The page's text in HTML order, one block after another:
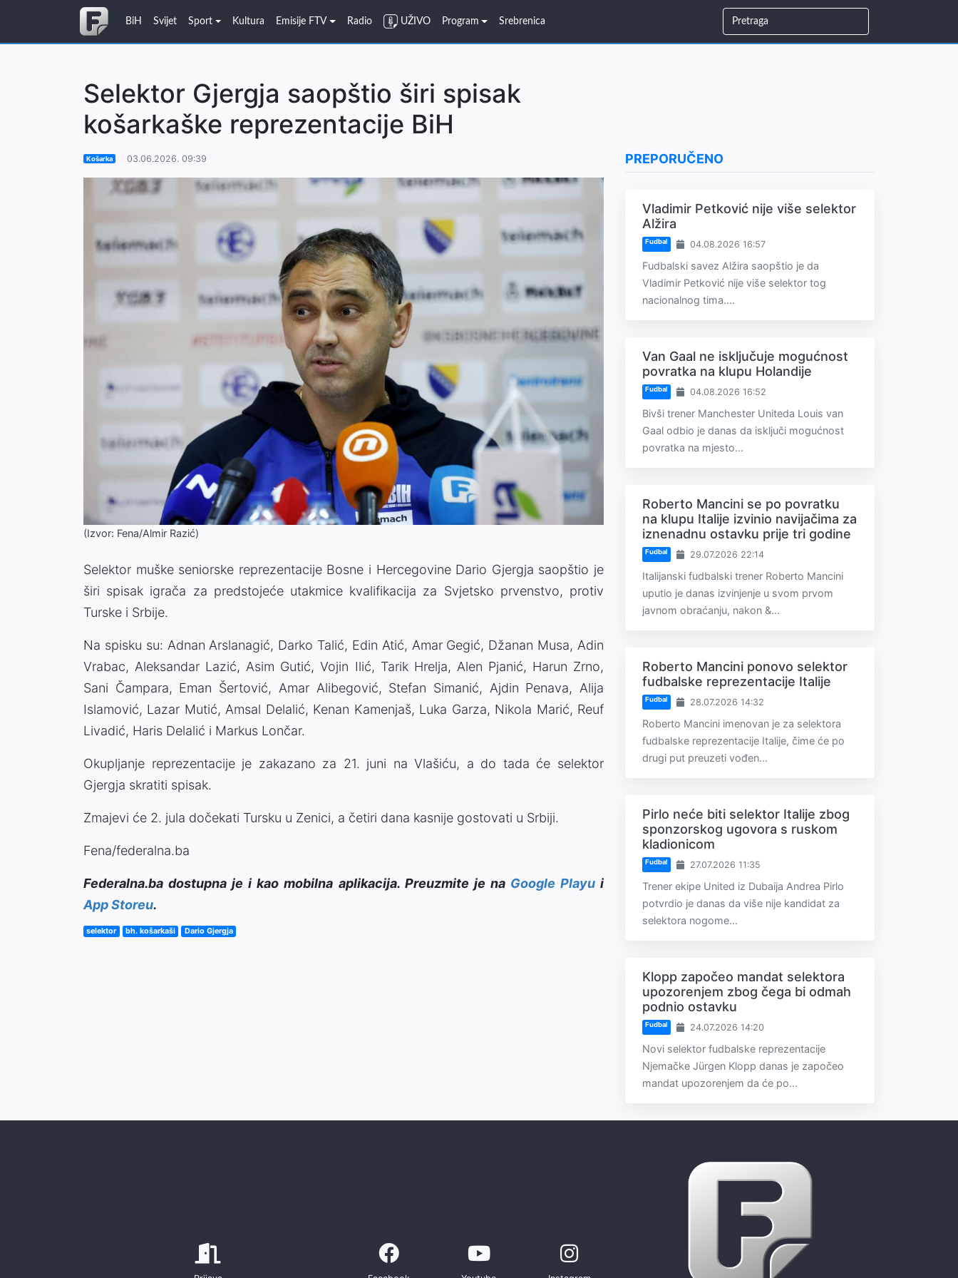
BiH Svijet Sport Kultura Emisije FTV Radio UŽIVO Program Srebrenica
Selektor Gjergja saopštio širi spisak
košarkaške reprezentacije BiH
Košarka 03.06.2026. 09:39
(Izvor: Fena/Almir Razić)
Selektor muške seniorske reprezentacije Bosne i Hercegovine Dario Gjergja saopštio je
širi spisak igrača za predstojeće utakmice kvalifikacija za Svjetsko prvenstvo, protiv
Turske i Srbije.
Na spisku su: Adnan Arslanagić, Darko Talić, Edin Atić, Amar Gegić, Džanan Musa, Adin
Vrabac, Aleksandar Lazić, Asim Gutić, Vojin Ilić, Tarik Hrelja, Alen Pjanić, Harun Zrno,
Sani Čampara, Eman Šertović, Amar Alibegović, Stefan Simanić, Ajdin Penava, Alija
Islamović, Lazar Mutić, Amsal Delalić, Kenan Kamenjaš, Luka Garza, Nikola Marić, Reuf
Livadić, Haris Delalić i Markus Lončar.
Okupljanje reprezentacije je zakazano za 21. juni na Vlašiću, a do tada će selektor
Gjergja skratiti spisak.
Zmajevi će 2. jula dočekati Tursku u Zenici, a četiri dana kasnije gostovati u Srbiji.
Fena/federalna.ba
Federalna.ba dostupna je i kao mobilna aplikacija. Preuzmite je na Google Playui
App Storeu.
selektor bh. košarkaši Dario Gjergja
PREPORUČENO
Vladimir Petković nije više selektor
Alžira
Fudbal 04.08.2026 16:57
Fudbalski savez Alžira saopštio je da
Vladimir Petković nije više selektor tog
nacionalnog tima....
Van Gaal ne isključuje mogućnost
povratka na klupu Holandije
Fudbal 04.08.2026 16:52
Bivši trener Manchester Uniteda Louis van
Gaal odbio je danas da isključi mogućnost
povratka na mjesto...
Roberto Mancini se po povratku
na klupu Italije izvinio navijačima za
iznenadnu ostavku prije tri godine
Fudbal 29.07.2026 22:14
Italijanski fudbalski trener Roberto Mancini
uputio je danas izvinjenje u svom prvom
javnom obraćanju, nakon &...
Roberto Mancini ponovo selektor
fudbalske reprezentacije Italije
Fudbal 28.07.2026 14:32
Roberto Mancini imenovan je za selektora
fudbalske reprezentacije Italije, čime će po
drugi put preuzeti vođen...
Pirlo neće biti selektor Italije zbog
sponzorskog ugovora s ruskom
kladionicom
Fudbal 27.07.2026 11:35
Trener ekipe United iz Dubaija Andrea Pirlo
potvrdio je danas da više nije kandidat za
selektora nogome...
Klopp započeo mandat selektora
upozorenjem zbog čega bi odmah
podnio ostavku
Fudbal 24.07.2026 14:20
Novi selektor fudbalske reprezentacije
Njemačke Jürgen Klopp danas je započeo
mandat upozorenjem da će po...